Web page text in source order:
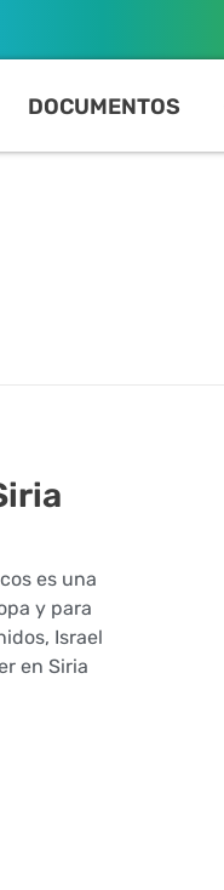
DOCUMENTOS
es una
y para
Israel
en Siria